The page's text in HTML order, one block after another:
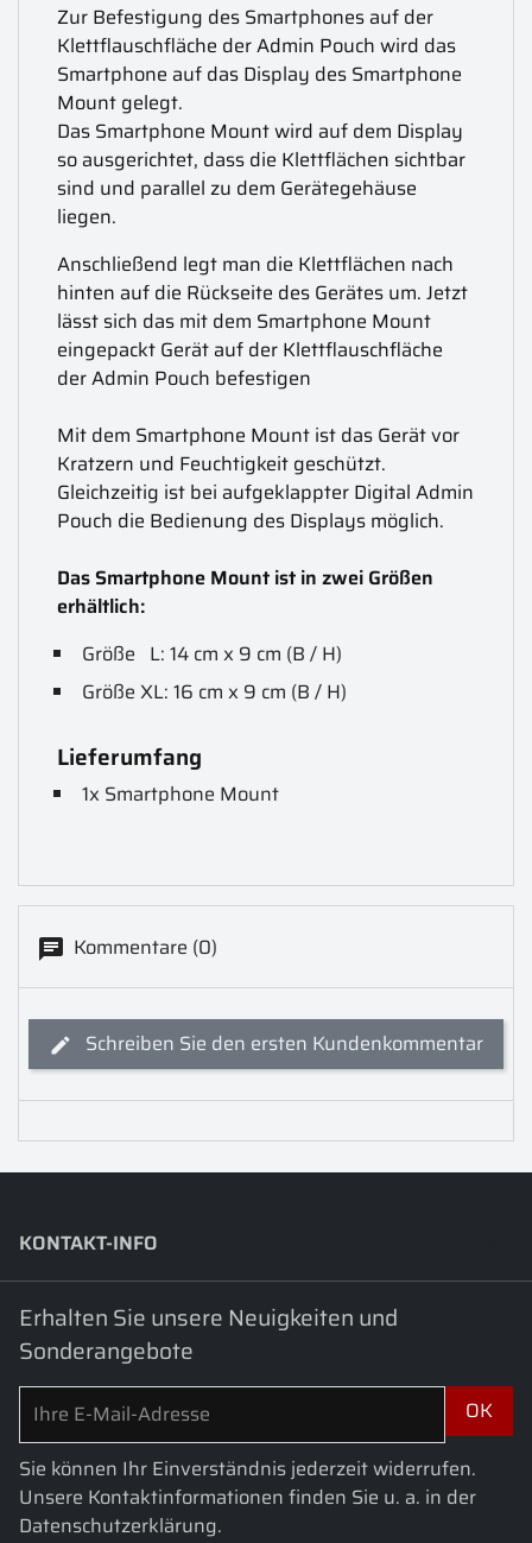
Zur Befestigung des Smartphones auf der
Klettflauschfläche der Admin Pouch wird das
Smartphone auf das Display des Smartphone
Mount gelegt.
Das Smartphone Mount wird auf dem Display
so ausgerichtet, dass die Klettflächen sichtbar
sind und parallel zu dem Gerätegehäuse
liegen.
Anschließend legt man die Klettflächen nach
hinten auf die Rückseite des Gerätes um. Jetzt
lässt sich das mit dem Smartphone Mount
eingepackt Gerät auf der Klettflauschfläche
der Admin Pouch befestigen
Mit dem Smartphone Mount ist das Gerät vor
Kratzern und Feuchtigkeit geschützt.
Gleichzeitig ist bei aufgeklappter Digital Admin
Pouch die Bedienung des Displays möglich.
Das Smartphone Mount ist in zwei Größen
erhältlich:
Größe L: 14 cm x 9 cm (B / H)
Größe XL: 16 cm x 9 cm (B / H)
Lieferumfang
1x Smartphone Mount
Kommentare (0)
Schreiben Sie den ersten Kundenkommentar
KONTAKT-INFO
Erhalten Sie unsere Neuigkeiten und
Sonderangebote
Sie können Ihr Einverständnis jederzeit widerrufen.
Unsere Kontaktinformationen finden Sie u. a. in der
Datenschutzerklärung.